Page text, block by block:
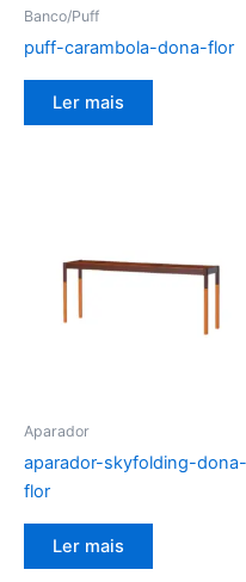
Banco/Puff
puff-carambola-dona-flor
Ler mais
Aparador
aparador-skyfolding-dona-
flor
Ler mais